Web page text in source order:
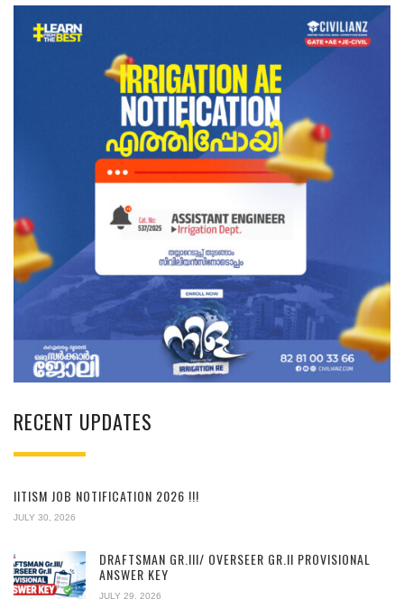
RECENT UPDATES
IITISM JOB NOTIFICATION 2026 !!!
JULY 30, 2026
DRAFTSMAN GR.III/ OVERSEER GR.II PROVISIONAL
ANSWER KEY
JULY 29, 2026